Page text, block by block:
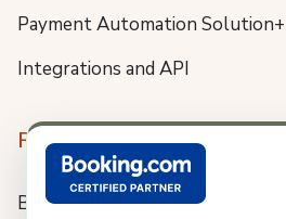
Payment Automation Solution+
Integrations and API
Resources
Blog